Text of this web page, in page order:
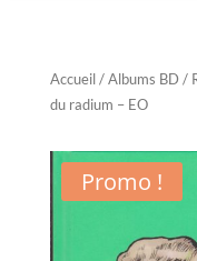
Accueil/Albums BD /
du radium – EO
Promo !